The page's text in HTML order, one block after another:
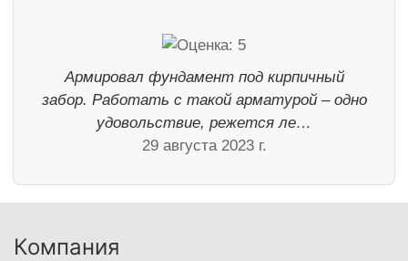
Армировал фундамент под кирпичный
забор. Работать с такой арматурой – одно
удовольствие, режется ле…
29 августа 2023 г.
Компания